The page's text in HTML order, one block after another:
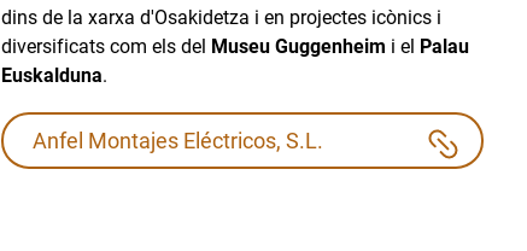
dins de la xarxa d'Osakidetza i en projectes icònics i
diversificats com els del Museu Guggenheim i el Palau
Euskalduna.
Anfel Montajes Eléctricos, S.L.